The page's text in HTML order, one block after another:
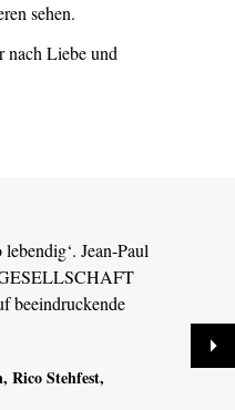
sehen.
nach Liebe und
Jean-Paul
beeindruckende
, Rico Stehfest,